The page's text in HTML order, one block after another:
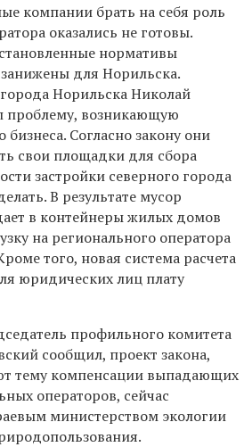
компании брать на себя роль
оказались не готовы.
нормативы
для Норильска.
Норильска Николай
проблему, возникающую
бизнеса. Согласно закону они
свои площадки для сбора
застройки северного города
В результате мусор
в контейнеры жилых домов
на регионального оператора
того, новая система расчета
юридических лиц плату
профильного комитета
сообщил, проект закона,
тему компенсации выпадающих
операторов, сейчас
министерством экологии